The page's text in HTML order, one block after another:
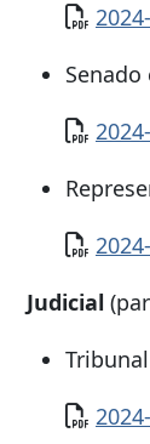
Judicial